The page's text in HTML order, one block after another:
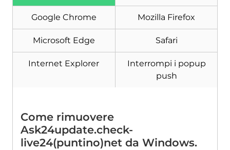
Google Chrome Mozilla Firefox
Microsoft Edge Safari
Internet Explorer
Interrompi i popup
push
Come rimuovere
Ask24update.check-
live24(puntino)net da Windows.